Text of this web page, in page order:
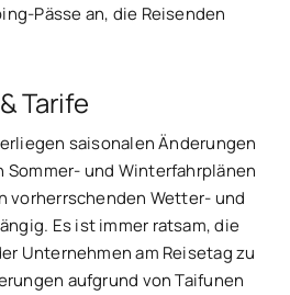
Pässe an, die Reisenden
Tarife
saisonalen Änderungen
und Winterfahrplänen
vorherrschenden Wetter- und
Es ist immer ratsam, die
Unternehmen am Reisetag zu
aufgrund von Taifunen